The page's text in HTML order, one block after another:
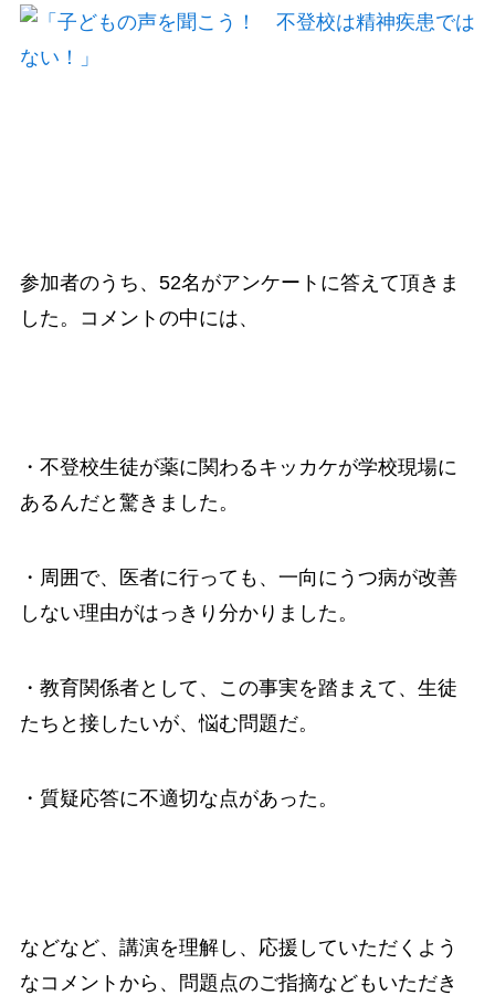
参加者のうち、52名がアンケートに答えて頂きま
した。コメントの中には、
・不登校生徒が薬に関わるキッカケが学校現場に
あるんだと驚きました。
・周囲で、医者に行っても、一向にうつ病が改善
しない理由がはっきり分かりました。
・教育関係者として、この事実を踏まえて、生徒
たちと接したいが、悩む問題だ。
・質疑応答に不適切な点があった。
などなど、講演を理解し、応援していただくよう
なコメントから、問題点のご指摘などもいただき